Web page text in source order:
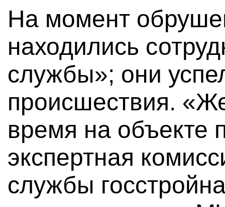
На момент
находились
службы»; они
происшествия.
время на объекте
экспертная
службы